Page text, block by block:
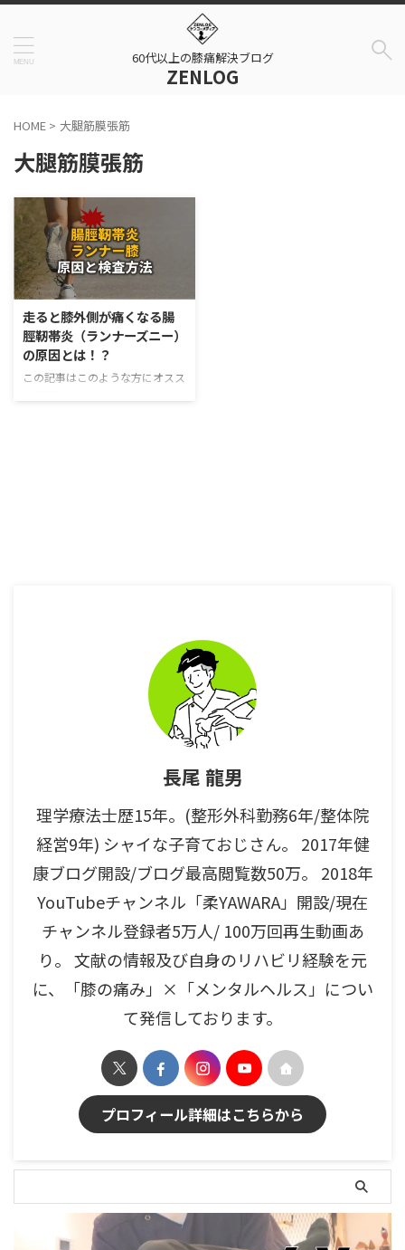
60代以上の膝痛解決ブログ
ZENLOG
HOME > 大腿筋膜張筋
大腿筋膜張筋
走ると膝外側が痛くなる腸
脛靭帯炎（ランナーズニー）
の原因とは！？
この記事はこのような方にオスス
されてしまうのか？ その原因が
わからないまま、治療やケアを行
長尾 龍男
理学療法士歴15年。(整形外科勤務6年/整体院
経営9年) シャイな子育ておじさん。 2017年健
康ブログ開設/ブログ最高閲覧数50万。 2018年
YouTubeチャンネル「柔YAWARA」開設/現在
チャンネル登録者5万人/ 100万回再生動画あ
り。 文献の情報及び自身のリハビリ経験を元
に、「膝の痛み」×「メンタルヘルス」につい
て発信しております。
プロフィール詳細はこちらから